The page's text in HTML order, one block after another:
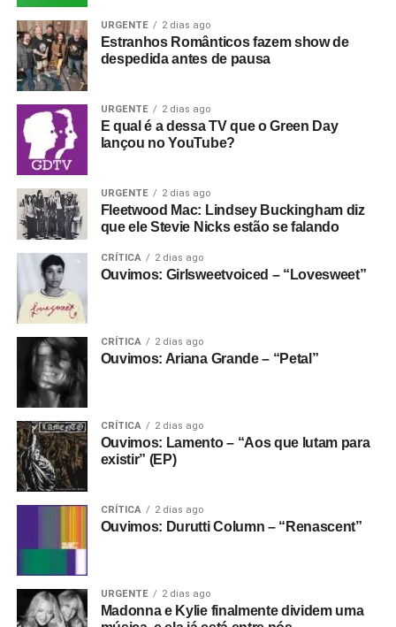
URGENTE 2 dias ago
Estranhos Românticos fazem show de
despedida antes de pausa
URGENTE 2 dias ago
E qual é a dessa TV que o Green Day
lançou no YouTube?
URGENTE 2 dias ago
Fleetwood Mac: Lindsey Buckingham diz
que ele Stevie Nicks estão se falando
CRÍTICA 2 dias ago
Ouvimos: Girlsweetvoiced – “Lovesweet”
CRÍTICA 2 dias ago
Ouvimos: Ariana Grande – “Petal”
CRÍTICA 2 dias ago
Ouvimos: Lamento – “Aos que lutam para
existir” (EP)
CRÍTICA 2 dias ago
Ouvimos: Durutti Column – “Renascent”
URGENTE 2 dias ago
Madonna e Kylie finalmente dividem uma